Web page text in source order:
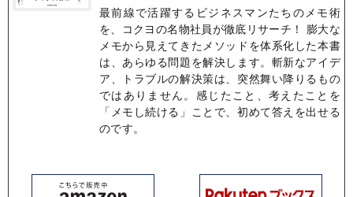
最前線で活躍するビジネスマンたちのメモ術
を、コクヨの名物社員が徹底リサーチ！ 膨大な
メモから見えてきたメソッドを体系化した本書
は、あらゆる問題を解決します。斬新なアイデ
ア、トラブルの解決策は、突然舞い降りるもの
ではありません。感じたこと、考えたことを
「メモし続ける」ことで、初めて答えを出せる
のです。